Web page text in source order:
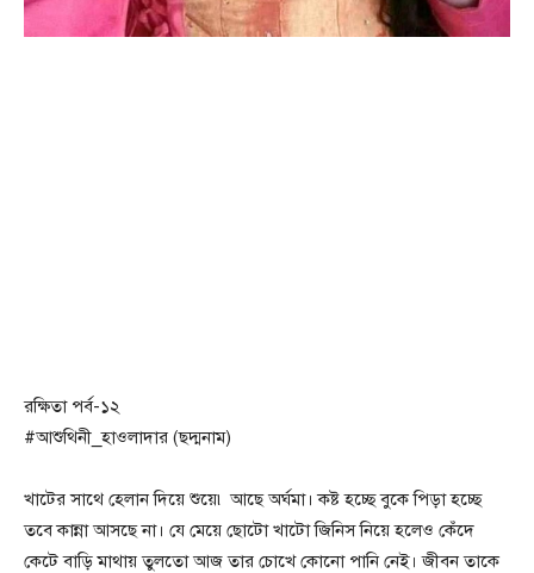
রক্ষিতা পর্ব-১২
#আশুথিনী_হাওলাদার (ছদ্মনাম)
খাটের সাথে হেলান দিয়ে শুয়ে৷ আছে অর্ঘমা। কষ্ট হচ্ছে বুকে পিড়া হচ্ছে
তবে কান্না আসছে না। যে মেয়ে ছোটো খাটো জিনিস নিয়ে হলেও কেঁদে
কেটে বাড়ি মাথায় তুলতো আজ তার চোখে কোনো পানি নেই। জীবন তাকে